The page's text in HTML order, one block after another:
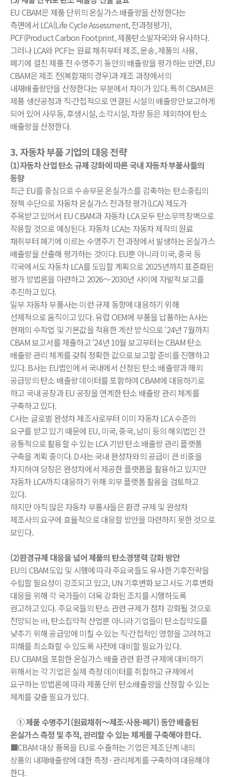
EU CBAM은 제품 단위의 온실가스 배출량을 산정한다는
측면에서 LCA(Life Cycle Assessment, 전과정평가),
PCF(Product Carbon Footprint, 제품탄소발자국)와 유사하다.
그러나 LCA와 PCF는 원료 채취부터 제조, 운송, 제품의 사용,
폐기에 걸친 제품 전 수명주기 동안의 배출량을 평가하는 반면, EU
CBAM은 제조 전(복합재의 경우)과 제조 과정에서의
내재배출량만을 산정한다는 부분에서 차이가 있다. 특히 CBAM은
제품 생산공정과 직∙간접적으로 연결된 시설의 배출량만 보고하게
되어 있어 사무동, 후생시설, 소각시설, 차량 등은 제외하여 탄소
배출량을 산정한다.
3. 자동차 부품 기업의 대응 전략
(1)자동차 산업 탄소 규제 강화에 따른 국내 자동차 부품사들의
동향
최근 EU를 중심으로 수송부문 온실가스를 감축하는 탄소중립의
정책 수단으로 자동차 온실가스 전과정 평가(LCA) 제도가
주목받고 있어서 EU CBAM과 자동차 LCA 모두 탄소무역장벽으로
작용할 것으로 예상된다. 자동차 LCA는 자동차 제작의 원료
채취부터 폐기에 이르는 수명주기 전 과정에서 발생하는 온실가스
배출량을 산출해 평가하는 것이다. EU뿐 아니라 미국, 중국 등
각국에서도 자동차 LCA를 도입할 계획으로 2025년까지 표준화된
평가 방법론을 마련하고 2026～2030년 사이에 자발적 보고를
추진하고 있다.
일부 자동차 부품사는 이런 규제 동향에 대응하기 위해
선제적으로 움직이고 있다. 유럽 OEM에 부품을 납품하는 A사는
현재의 수작업 및 기본값을 적용한 계산 방식으로 ‘24년 7월까지
CBAM 보고서를 제출하고 ‘24년 10월 보고부터는 CBAM 탄소
배출량 관리 체계를 갖춰 정확한 값으로 보고할 준비를 진행하고
있다. B사는 EU법인에서 국내에서 산정된 탄소 배출량과 해외
공급망의 탄소 배출량 데이터를 포함하여 CBAM에 대응하기로
하고 국내 공장과 EU 공장을 연계한 탄소 배출량 관리 체계를
구축하고 있다.
C사는 글로벌 완성차 제조사로부터 이미 자동차 LCA 수준의
요구를 받고 있기 때문에 EU, 미국, 중국, 남미 등의 해외법인 간
공통적으로 활용할 수 있는 LCA 기반 탄소 배출량 관리 플랫폼
구축을 계획 중이다. D사는 국내 완성차와의 공급이 큰 비중을
차지하여 당장은 완성차에서 제공한 플랫폼을 활용하고 있지만
자동차 LCA까지 대응하기 위해 외부 플랫폼 활용을 검토하고
있다.
하지만 아직 많은 자동차 부품사들은 환경 규제 및 완성차
제조사의 요구에 효율적으로 대응할 방안을 마련하지 못한 것으로
보인다.
(2)환경규제 대응을 넘어 제품의 탄소경쟁력 강화 방안
EU의 CBAM도입 및 시행에 따라 주요국들도 유사한 기후전략을
수립할 필요성이 강조되고 있고, UN 기후변화 보고서도 기후변화
대응을 위해 각 국가들이 더욱 강화된 조치를 시행하도록
권고하고 있다. 주요국들의 탄소 관련 규제가 점차 강화될 것으로
전망되는 바, 탄소집약적 산업뿐 아니라 기업들이 탄소집약도를
낮추기 위해 공급망에 미칠 수 있는 직·간접적인 영향을 고려하고
피해를 최소화할 수 있도록 사전에 대비할 필요가 있다.
EU CBAM을 포함한 온실가스 배출 관련 환경 규제에 대비하기
위해서는 각 기업은 실제 측정 데이터를 취합하고 규제에서
요구하는 방법론에 따라 제품 단위 탄소배출량을 산정할 수 있는
체계를 갖출 필요가 있다.
① 제품 수명주기(원료채취～제조·사용·폐기) 동안 배출된
온실가스 측정 및 추적, 관리할 수 있는 체계를 구축해야 한다.
■CBAM 대상 품목을 EU로 수출하는 기업은 제조단계 내의
상품의 내재배출량에 대한 측정 · 관리체계를 구축하여 대응해야
한다.